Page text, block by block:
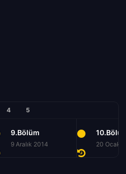
4 5
9.Bölüm
9 Aralık 2014 20 Ocak